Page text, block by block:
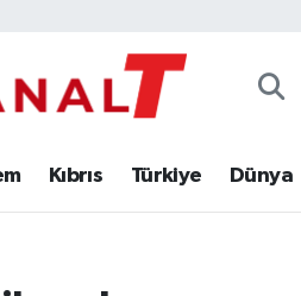
Kıbrıs Türkiye Dünya